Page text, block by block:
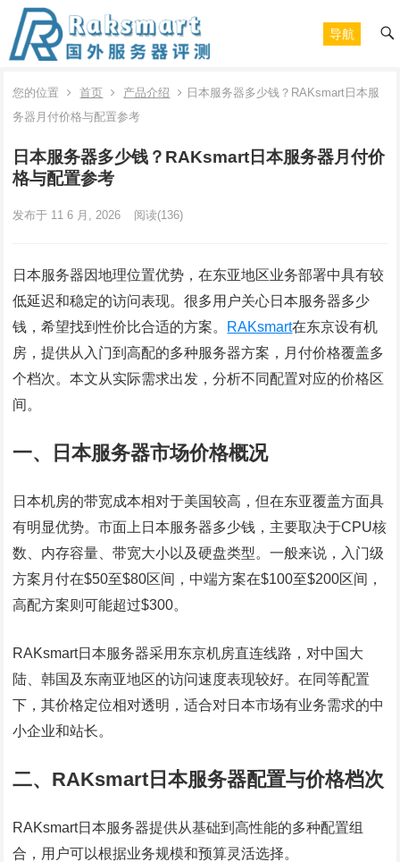
导航
您的位置 首页 产品介绍
日本服务器多少钱？RAKsmart日本服
务器月付价格与配置参考
日本服务器多少钱？RAKsmart日本服务器月付价
格与配置参考
发布于 11 6 月, 2026 阅读(136)
日本服务器因地理位置优势，在东亚地区业务部署中具有较
低延迟和稳定的访问表现。很多用户关心日本服务器多少
钱，希望找到性价比合适的方案。 RAKsmart在东京设有机
房，提供从入门到高配的多种服务器方案，月付价格覆盖多
个档次。本文从实际需求出发，分析不同配置对应的价格区
间。
一、日本服务器市场价格概况
日本机房的带宽成本相对于美国较高，但在东亚覆盖方面具
有明显优势。市面上日本服务器多少钱，主要取决于CPU核
数、内存容量、带宽大小以及硬盘类型。一般来说，入门级
方案月付在$50至$80区间，中端方案在$100至$200区间，
高配方案则可能超过$300。
RAKsmart日本服务器采用东京机房直连线路，对中国大
陆、韩国及东南亚地区的访问速度表现较好。在同等配置
下，其价格定位相对透明，适合对日本市场有业务需求的中
小企业和站长。
二、RAKsmart日本服务器配置与价格档次
RAKsmart日本服务器提供从基础到高性能的多种配置组
合，用户可以根据业务规模和预算灵活选择。